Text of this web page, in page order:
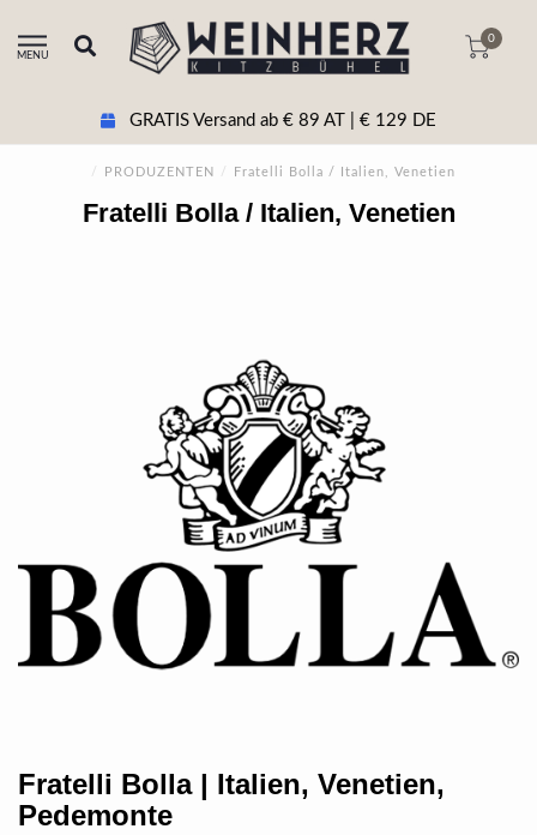
MENU
0
GRATIS Versand ab € 89 AT | € 129 DE
/ PRODUZENTEN / Fratelli Bolla / Italien, Venetien
Fratelli Bolla / Italien, Venetien
Fratelli Bolla | Italien, Venetien,
Pedemonte